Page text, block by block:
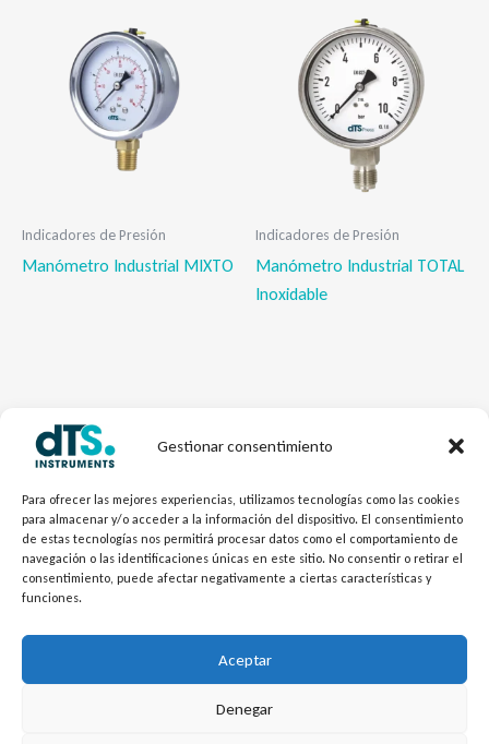
Gestionar consentimiento
Para ofrecer las mejores experiencias, utilizamos tecnologías como las cookies
para almacenar y/o acceder a la información del dispositivo. El consentimiento
de estas tecnologías nos permitirá procesar datos como el comportamiento de
navegación o las identificaciones únicas en este sitio. No consentir o retirar el
consentimiento, puede afectar negativamente a ciertas características y
funciones.
Aceptar
Denegar
Indicadores de Presión
Manómetro Industrial MIXTO
Indicadores de Presión
Manómetro Industrial TOTAL
Inoxidable
Mecánica dTSPres